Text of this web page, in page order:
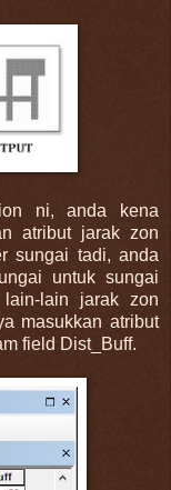
ni, anda kena
atribut jarak zon
sungai tadi, anda
untuk sungai
lain jarak zon
masukkan atribut
field Dist_Buff.